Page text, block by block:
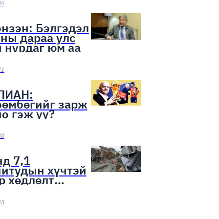
Бэлгэдэл
дараа улс
нурдаг юм аа
зарж
гэж үү?
7,1
хүчтэй
хөдлөлт